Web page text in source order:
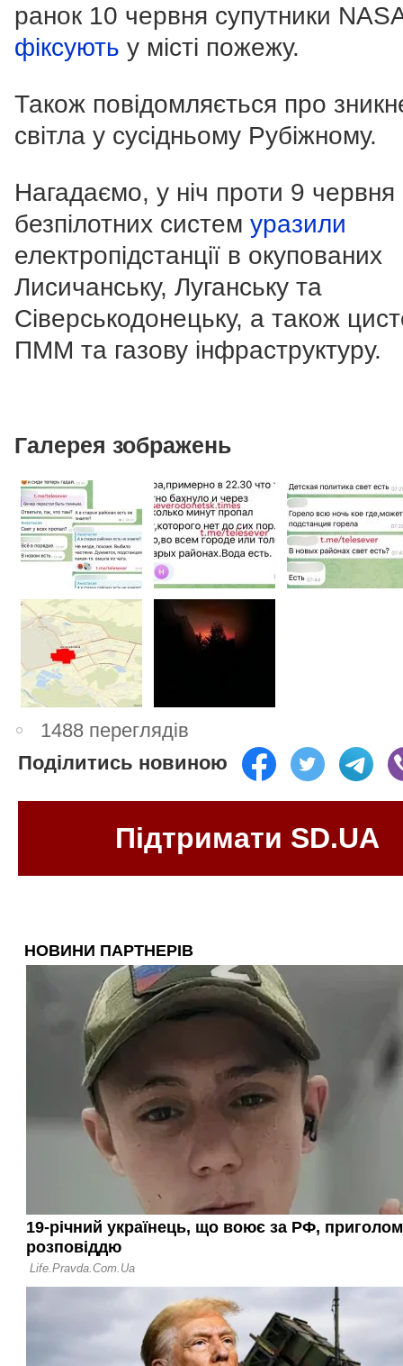
ранок 10 червня супутники
фіксують у місті пожежу.
Також повідомляється про
світла у сусідньому Рубіжному.
Нагадаємо, у ніч проти 9
безпілотних систем уразили
електропідстанції в окупованих
Лисичанську, Луганську та
Сіверськодонецьку, а також
ПММ та газову інфраструктуру.
Галерея зображень
1488 переглядів
Поділитись новиною
Підтримати SD.UA